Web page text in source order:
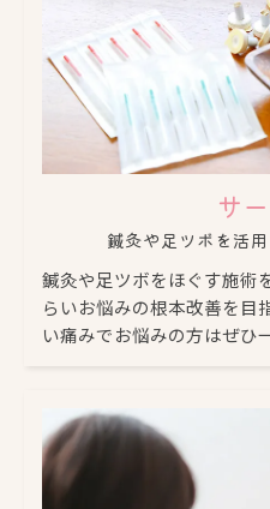
サ
鍼灸や足ツボを活
鍼灸や足ツボをほぐす施術
らいお悩みの根本改善を目
い痛みでお悩みの方はぜひ